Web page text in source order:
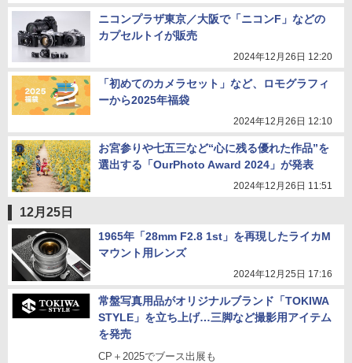
ニコンプラザ東京／大阪で「ニコンF」などの
カプセルトイが販売
2024年12月26日 12:20
「初めてのカメラセット」など、ロモグラフィ
ーから2025年福袋
2024年12月26日 12:10
お宮参りや七五三など“心に残る優れた作品”を
選出する「OurPhoto Award 2024」が発表
2024年12月26日 11:51
12月25日
1965年「28mm F2.8 1st」を再現したライカM
マウント用レンズ
2024年12月25日 17:16
常盤写真用品がオリジナルブランド「TOKIWA
STYLE」を立ち上げ…三脚など撮影用アイテム
を発売
CP＋2025でブース出展も